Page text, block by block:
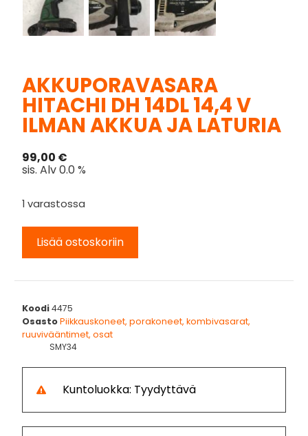
AKKUPORAVASARA
HITACHI DH 14DL 14,4 V
ILMAN AKKUA JA LATURIA
99,00 €
sis. Alv 0.0 %
1 varastossa
Lisää ostoskoriin
Koodi4475
OsastoPiikkauskoneet, porakoneet, kombivasarat,
ruuvivääntimet, osat
SMY34
Kuntoluokka: Tyydyttävä